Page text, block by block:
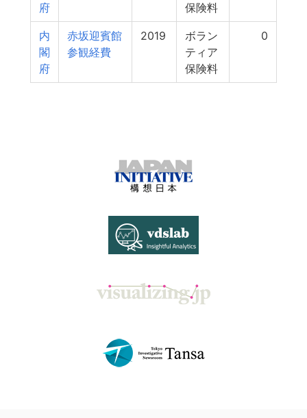
府
保険料
内
閣
府
赤坂迎賓館
参観経費
2019
ボラン
ティア
保険料
0